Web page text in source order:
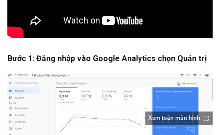
Bước 1: Đăng nhập vào Google Analytics chọn Quản trị
Xem toàn màn hình